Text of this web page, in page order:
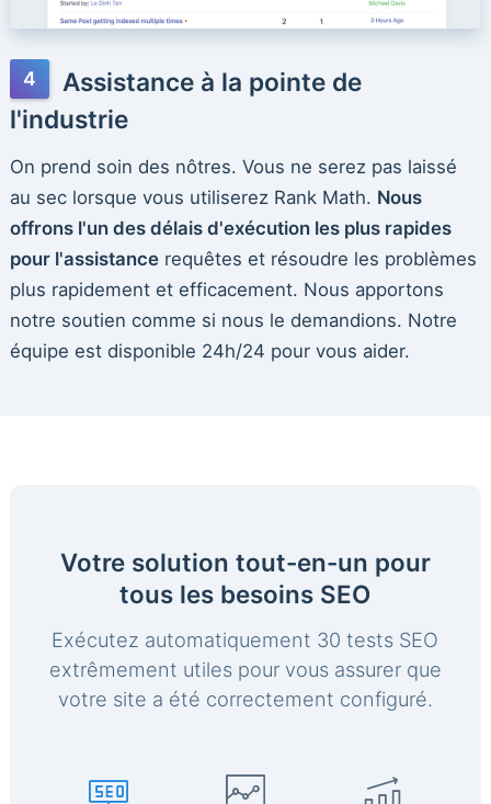
Assistance à la pointe de
l'industrie
On prend soin des nôtres. Vous ne serez pas laissé
au sec lorsque vous utiliserez Rank Math. Nous
offrons l'un des délais d'exécution les plus rapides
pour l'assistancerequêtes et résoudre les problèmes
plus rapidement et efficacement. Nous apportons
notre soutien comme si nous le demandions. Notre
équipe est disponible 24h/24 pour vous aider.
Votre solution tout-en-un pour
tous les besoins SEO
Exécutez automatiquement 30 tests SEO
extrêmement utiles pour vous assurer que
votre site a été correctement configuré.